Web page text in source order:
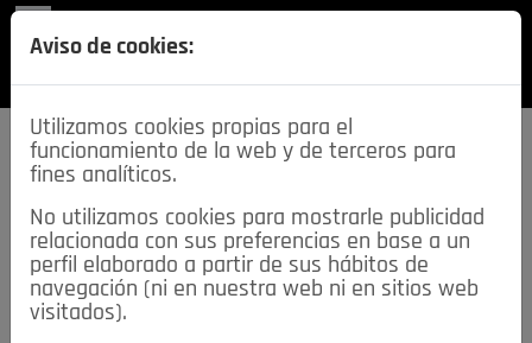
SECCIONES
descarga esta
REVISTA
Aviso de cookies:
Utilizamos cookies propias para el
funcionamiento de la web y de terceros para
fines analíticos.
No utilizamos cookies para mostrarle publicidad
relacionada con sus preferencias en base a un
perfil elaborado a partir de sus hábitos de
navegación (ni en nuestra web ni en sitios web
visitados).